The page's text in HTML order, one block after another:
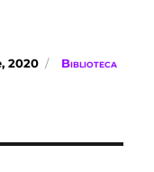
2020 Categorías
Biblioteca